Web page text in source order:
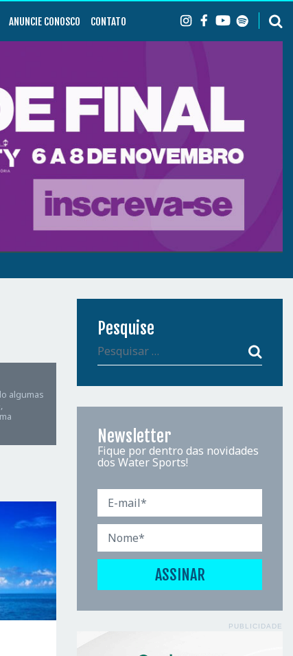
ANUNCIE CONOSCO CONTATO
algumas
Pesquise
Newsletter
Fique por dentro das novidades
dos Water Sports!
PUBLICIDADE